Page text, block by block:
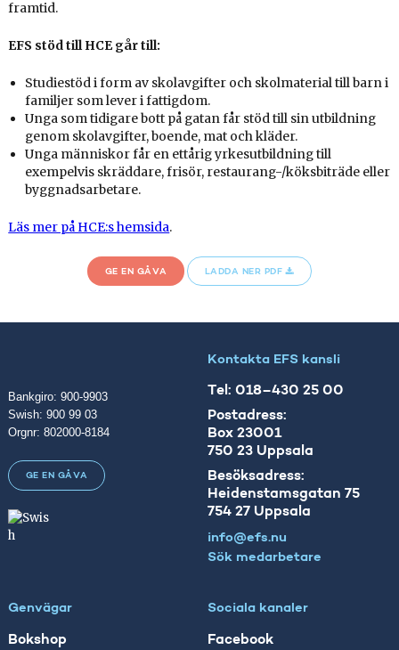
framtid.
EFS stöd till HCE går till:
Studiestöd i form av skolavgifter och skolmaterial till barn i
familjer som lever i fattigdom.
Unga som tidigare bott på gatan får stöd till sin utbildning
genom skolavgifter, boende, mat och kläder.
Unga människor får en ettårig yrkesutbildning till
exempelvis skräddare, frisör, restaurang-/köksbiträde eller
byggnadsarbetare.
Läs mer på HCE:s hemsida.
GE EN GÅVA LADDA NER PDF
Bankgiro: 900-9903
Swish: 900 99 03
Orgnr: 802000-8184
GE EN GÅVA
Kontakta EFS kansli
Tel: 018–430 25 00
Postadress:
Box 23001
750 23 Uppsala
Besöksadress:
Heidenstamsgatan 75
754 27 Uppsala
info@efs.nu
Sök medarbetare
Genvägar
Bokshop
Sociala kanaler
Facebook